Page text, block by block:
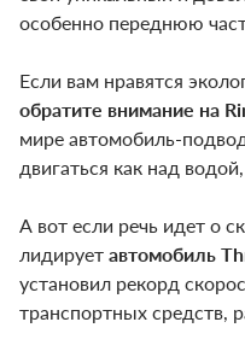
особенно переднюю
Если вам нравятся
обратите внимание на
мире автомобиль-
двигаться как над
А вот если речь идет о
лидирует автомобиль
установил рекорд
транспортных средств,